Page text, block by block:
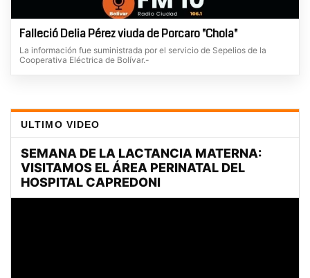
Falleció Delia Pérez viuda de Porcaro "Chola"
La información fue suministrada por el servicio de Sepelios de la
Cooperativa Eléctrica de Bolívar.-
ULTIMO VIDEO